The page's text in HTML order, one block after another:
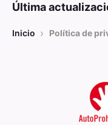
Última
Inicio › Política de